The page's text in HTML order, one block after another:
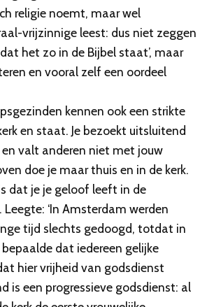
religie noemt, maar wel
vrijzinnige leest: dus niet zeggen
het zo in de Bijbel staat’, maar
en vooral zelf een oordeel
kennen ook een strikte
en staat. Je bezoekt uitsluitend
valt anderen niet met jouw
doe je maar thuis en in de kerk.
dat je je geloof leeft in de
‘In Amsterdam werden
tijd slechts gedoogd, totdat in
dat iedereen gelijke
hier vrijheid van godsdienst
is een progressieve godsdienst: al